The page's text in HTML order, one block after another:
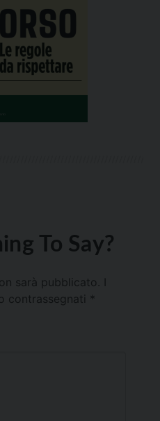
To Say?
sarà pubblicato.
contrassegnati *